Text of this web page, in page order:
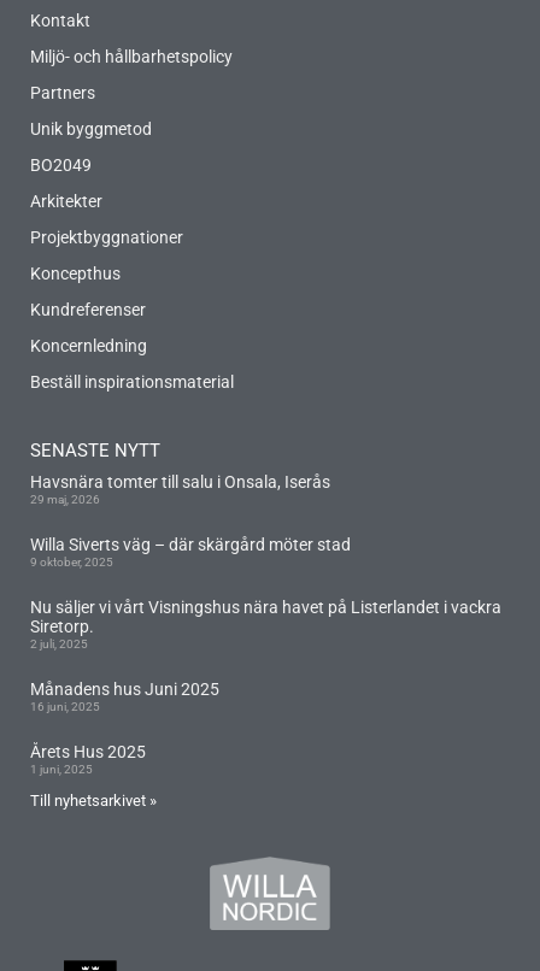
SENASTE NYTT
Havsnära tomter till salu i Onsala, Iserås
29 maj, 2026
Willa Siverts väg – där skärgård möter stad
9 oktober, 2025
Nu säljer vi vårt Visningshus nära havet på Listerlandet i vackra
Siretorp.
2 juli, 2025
Månadens hus Juni 2025
16 juni, 2025
Årets Hus 2025
1 juni, 2025
Till nyhetsarkivet »
Kontakt
Miljö- och hållbarhetspolicy
Partners
Unik byggmetod
BO2049
Arkitekter
Projektbyggnationer
Koncepthus
Kundreferenser
Koncernledning
Beställ inspirationsmaterial